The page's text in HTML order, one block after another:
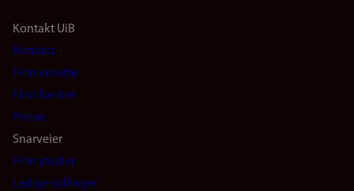
Footer
navigation
(no)
Kontakt UiB
Kontakt
Finn ansatte
Finn forsker
Presse
Snarveier
Finn studier
Ledige stillinger